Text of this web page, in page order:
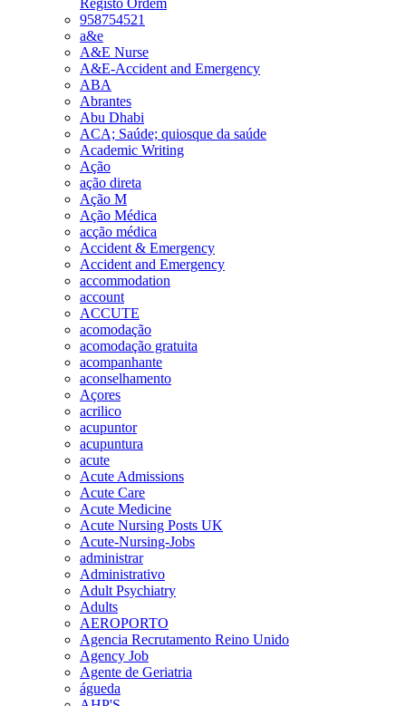
958754521
a&e
A&E Nurse
A&E-Accident and Emergency
ABA
Abrantes
Abu Dhabi
ACA; Saúde; quiosque da saúde
Academic Writing
Ação
ação direta
Ação M
Ação Médica
acção médica
Accident & Emergency
Accident and Emergency
accommodation
account
ACCUTE
acomodação
acomodação gratuita
acompanhante
aconselhamento
Açores
acrilico
acupuntor
acupuntura
acute
Acute Admissions
Acute Care
Acute Medicine
Acute Nursing Posts UK
Acute-Nursing-Jobs
administrar
Administrativo
Adult Psychiatry
Adults
AEROPORTO
Agencia Recrutamento Reino Unido
Agency Job
Agente de Geriatria
águeda